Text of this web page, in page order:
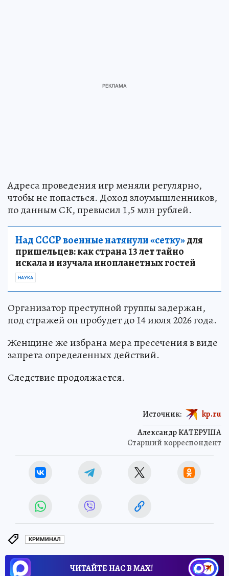
Адреса проведения игр меняли регулярно,
чтобы не попасться. Доход злоумышленников,
по данным СК, превысил 1,5 млн рублей.
Над СССР военные натянули «сетку»для
пришельцев: как страна 13 лет тайно
искала и изучала инопланетных гостей
Организатор преступной группы задержан,
под стражей он пробудет до 14 июля 2026 года.
Женщине же избрана мера пресечения в виде
запрета определенных действий.
Александр КАТЕРУША
Источник: kp.ru
КРИМИНАЛ